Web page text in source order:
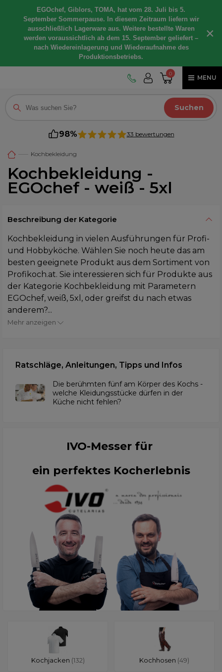
EGOchef, Giblors, TOMA, hat vom 28. Juli bis 5.
September Sommerpause. In diesem Zeitraum liefern wir
ausschließlich Lagerware aus. Weitere bestellte Waren
werden voraussichtlich ab dem 15. September geliefert –
nach Wiedereinlagerung und Wiederaufnahme des
Produktionsbetriebs.
×
0
MENU
Suchen
98% 33 bewertungen
Kochbekleidung
Kochbekleidung -
EGOchef - weiß - 5xl
Beschreibung der Kategorie
Kochbekleidung in vielen Ausführungen für Profi-
und Hobbyköche. Wählen Sie noch heute das am
besten geeignete Produkt aus dem Sortiment von
Profikoch.at. Sie interessieren sich für Produkte aus
der Kategorie Kochbekleidung mit Parametern
EGOchef, weiß, 5xl, oder greifst du nach etwas
anderem?...
Mehr anzeigen
Ratschläge, Anleitungen, Tipps und Infos
Die berühmten fünf am Körper des Kochs -
welche Kleidungsstücke dürfen in der
Küche nicht fehlen?
IVO-Messer für
ein perfektes Kocherlebnis
Kochjacken (132) Kochhosen (49)